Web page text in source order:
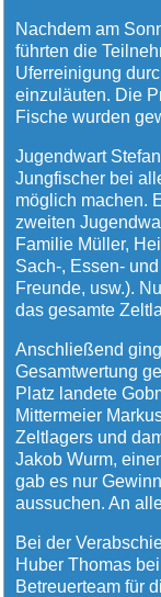
Nachdem am
führten die
Uferreinigung
einzuläuten. Die
Fische wurden
Jugendwart
Jungfischer bei
möglich machen.
zweiten
Familie Müller,
Sach-, Essen-
Freunde, usw.).
das gesamte
Anschließend
Gesamtwertung
Platz landete
Mittermeier
Zeltlagers und
Jakob Wurm,
gab es nur
aussuchen. An
Bei der
Huber Thomas
Betreuerteam für